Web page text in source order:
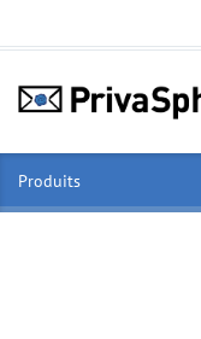
Produits